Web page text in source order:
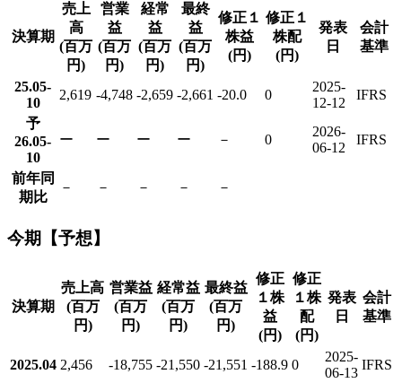
決算期
売上
高
(百万
円)
営業
益
(百万
円)
経常
益
(百万
円)
最終
益
(百万
円)
修正１
株益
(円)
修正１
株配
(円)
発表
日
会計
基準
25.05-
10
2,619 -4,748 -2,659 -2,661 -20.0 0
2025-
12-12
IFRS
予
26.05-
10
ー ー ー ー － 0
2026-
06-12
IFRS
前年同
期比
－ － － － －
今期【予想】
決算期
売上高
(百万
円)
営業益
(百万
円)
経常益
(百万
円)
最終益
(百万
円)
修正
１株
益
(円)
修正
１株
配
(円)
発表
日
会計
基準
2025.04 2,456 -18,755 -21,550 -21,551 -188.9 0
2025-
06-13
IFRS